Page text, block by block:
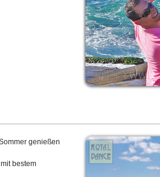
genießen
bestem